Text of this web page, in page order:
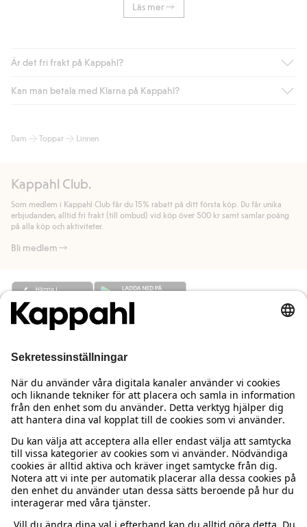
Läs mer
Är det fri frakt på Kappahl?
Är du medlem i Kappahl Club har du alltid gratis frakt till butik
automatik efter du loggat in och identifierats som medlem.
handlar för.
Läs mer
Kan man betala med Klarna på Kappahl?
bland annat faktura och swish men även andra betalningssätt.
allmänna villkor.
Läs mer
Dam Toppar Linnen
Kappahl Club.
Som medlem i Kappahl Club får du 15% rabatt på ditt första köp. Du får unika
erbjudanden, alltid fri frakt (till ombud) vid köp över 500 kr samt samlar poäng
på alla köp och aktiviteter.
Bli medlem
Behöver du hjälp?
Kundservice
Vanliga frågor
Beställning & retur
Kontakta oss
Kappahl Club
Logga in
Kappahl Club
Medlemsvillkor
Om oss
Om Kappahl Group
Villkor & policy
Köpvillkor Sverige
Mer från oss